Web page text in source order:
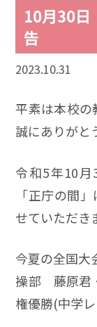
10月30
告
2023.10.31
平素は本校の
誠にありがと
令和5年10
「正庁の間
せていただき
今夏の全国
操部 藤原君
権優勝(中学